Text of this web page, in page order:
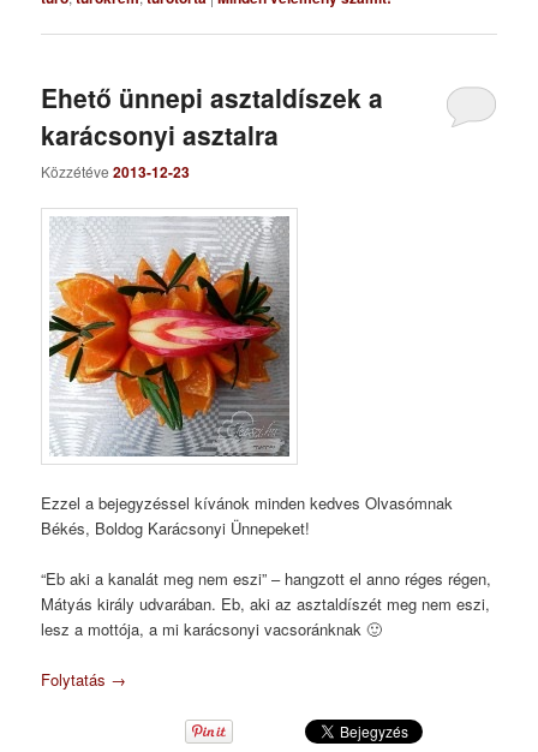
Ehető ünnepi asztaldíszek a
karácsonyi asztalra
Közzétéve2013-12-23
Ezzel a bejegyzéssel kívánok minden kedves Olvasómnak
Békés, Boldog Karácsonyi Ünnepeket!
“Eb aki a kanalát meg nem eszi” – hangzott el anno réges régen,
Mátyás király udvarában. Eb, aki az asztaldíszét meg nem eszi,
lesz a mottója, a mi karácsonyi vacsoránknak 🙂
Folytatás →